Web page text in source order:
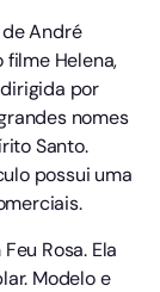
André
Helena,
por
nomes
Santo.
possui uma
Rosa. Ela
Modelo e